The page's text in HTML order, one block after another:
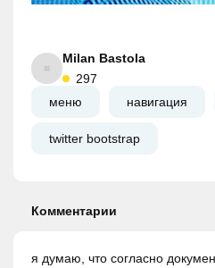
Milan Bastola
297
меню
навигация
twitter bootstrap
Комментарии
я думаю, что согласно